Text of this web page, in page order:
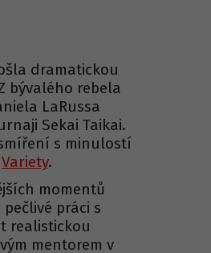
dramatickou
bývalého rebela
LaRussa
Sekai Taikai.
s minulostí
Variety.
momentů
práci s
realistickou
mentorem v